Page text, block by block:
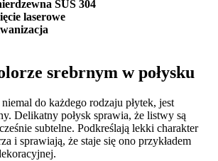
SUS 304
laserowe
srebrnym w połysku
do każdego rodzaju płytek, jest
Delikatny połysk sprawia, że listwy są
subtelne. Podkreślają lekki charakter
i sprawiają, że staje się ono przykładem